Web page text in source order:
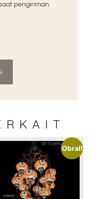
pengiriman.
Obral!